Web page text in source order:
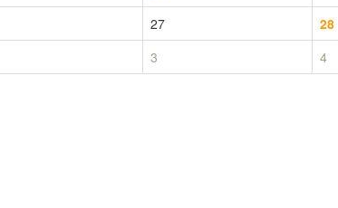
27 28
3 4